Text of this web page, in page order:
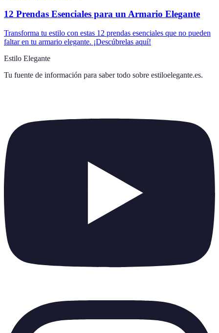
12 Prendas Esenciales para un Armario Elegante
Transforma tu estilo con estas 12 prendas esenciales que no pueden
faltar en tu armario elegante. ¡Descúbrelas aquí!
Estilo Elegante
Tu fuente de información para saber todo sobre estiloelegante.es.